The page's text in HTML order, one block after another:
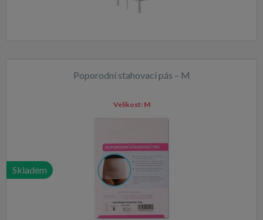
Poporodní stahovací pás – M
Skladem
Velikost: M